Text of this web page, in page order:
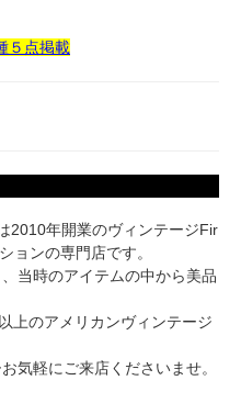
５点掲載
2010年開業のヴィンテージFir
ョンの専門店です。
当時のアイテムの中から美品
上のアメリカンヴィンテージ
気軽にご来店くださいませ。